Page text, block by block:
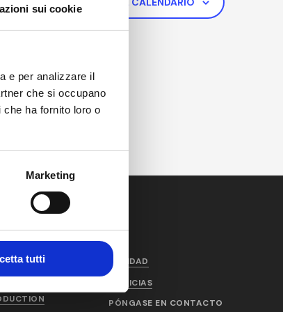
sui cookie
e per analizzare il
che si occupano
ha fornito loro o
Marketing
tutti
Y
CALIDAD
NOTICIAS
PÓNGASE EN CONTACTO